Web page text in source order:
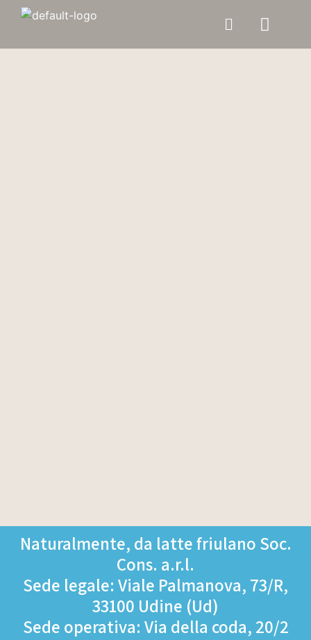
Naturalmente, da latte friulano Soc.
Cons. a.r.l.
Sede legale: Viale Palmanova, 73/R,
33100 Udine (Ud)
Sede operativa: Via della coda, 20/2